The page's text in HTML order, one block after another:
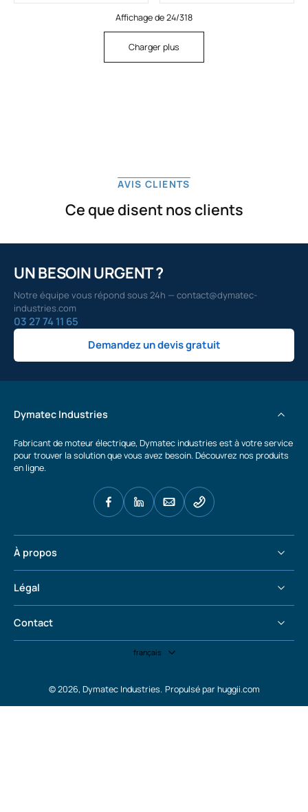
Affichage de 24/318
Charger plus
AVIS CLIENTS
Ce que disent nos clients
UN BESOIN URGENT ?
Notre équipe vous répond sous 24h — contact@dymatec-
industries.com
03 27 74 11 65
Demandez un devis gratuit
Dymatec Industries
Fabricant de moteur électrique, Dymatec industries est à votre service
pour trouver la solution que vous avez besoin. Découvrez nos produits
en ligne.
À propos
Légal
Contact
français
© 2026, Dymatec Industries. Propulsé par huggii.com